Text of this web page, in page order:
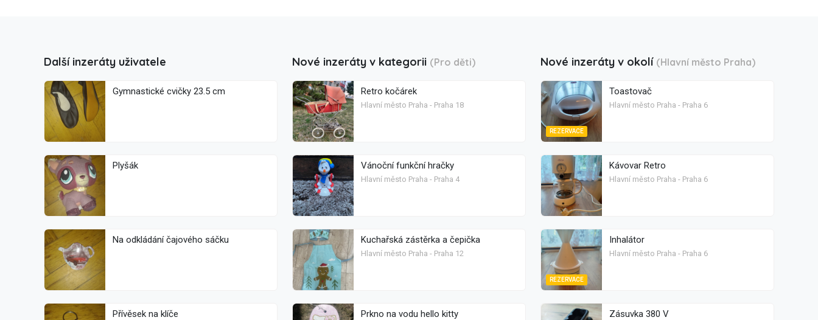
Další inzeráty uživatele
Gymnastické cvičky 23.5 cm
Plyšák
Na odkládání čajového sáčku
Přívěsek na klíče
Nové inzeráty v kategorii (Pro děti)
Retro kočárek
Hlavní město Praha - Praha 18
Vánoční funkční hračky
Hlavní město Praha - Praha 4
Kuchařská zástěrka a čepička
Hlavní město Praha - Praha 12
Prkno na vodu hello kitty
Nové inzeráty v okolí (Hlavní město Praha)
REZERVACE
Toastovač
Hlavní město Praha - Praha 6
Kávovar Retro
Hlavní město Praha - Praha 6
REZERVACE
Inhalátor
Hlavní město Praha - Praha 6
Zásuvka 380 V